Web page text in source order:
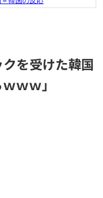
を受けた韓国
ｗｗ」